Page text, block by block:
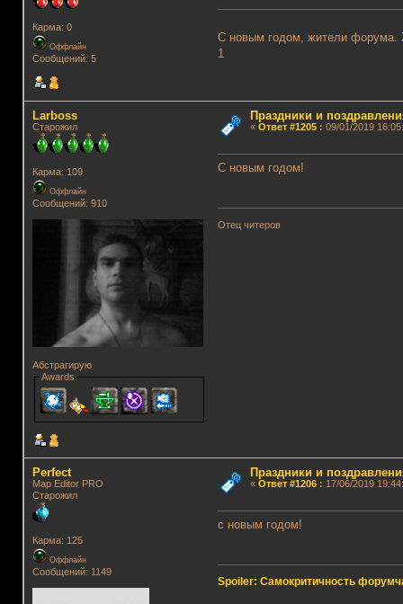
Карма: 0
Оффлайн
Сообщений: 5
С новым годом, жители
1
Lаrboss
Старожил
Карма: 109
Оффлайн
Сообщений: 910
Абстрагирую
Awards
Праздники и
« Ответ #1205: 09/01/2019
С новым годом!
Отец читеров
Perfect
Map Editor PRO
Старожил
Карма: 125
Оффлайн
Сообщений: 1149
Праздники и
« Ответ #1206: 17/06/2019
с новым годом!
Spoiler: Самокритичность